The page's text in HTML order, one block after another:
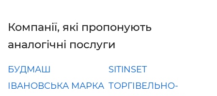
Компанії, які пропонують
аналогічні послуги
БУДМАШ
SITINSET
ІВАНОВСЬКА МАРКА ТОРГІВЕЛЬНО-